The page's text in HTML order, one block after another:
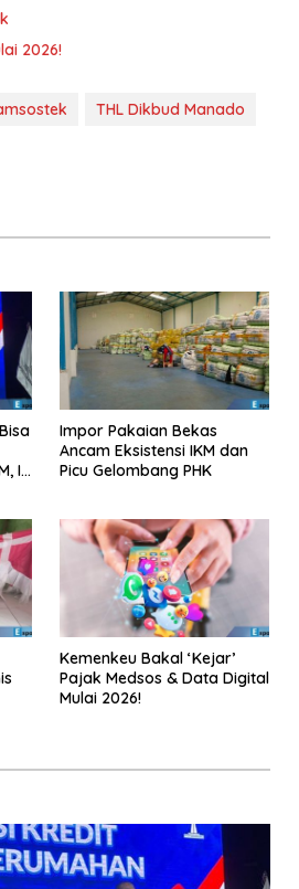
2026!
THL Dikbud Manado
Ini
Impor Pakaian Bekas
Ancam Eksistensi IKM dan
Picu Gelombang PHK
Kemenkeu Bakal ‘Kejar’
Pajak Medsos & Data Digital
Mulai 2026!